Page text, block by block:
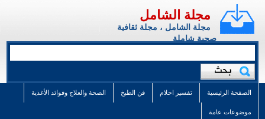
مجلة الشامل
مجلة الشامل ، مجلة ثقافية
صحية شاملة
الصفحة الرئيسية تفسير احلام فن الطبخ الصحة والعلاج وفوائد الأغذية
موضوعات عامة